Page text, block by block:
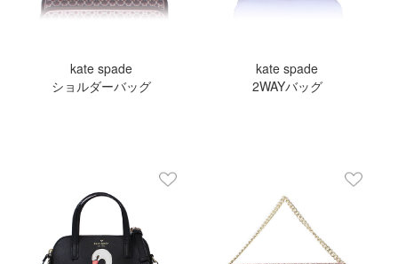
kate spade
ショルダーバッグ
kate spade
2WAYバッグ